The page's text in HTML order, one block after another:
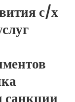
с/х
санкции